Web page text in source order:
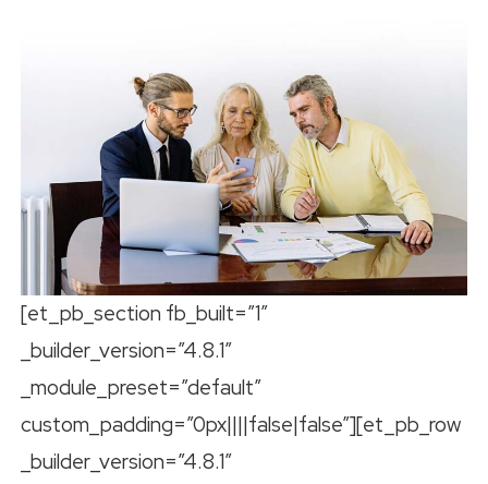
[et_pb_section fb_built=”1″
_builder_version=”4.8.1″
_module_preset=”default”
custom_padding=”0px||||false|false”][et_pb_row
_builder_version=”4.8.1″